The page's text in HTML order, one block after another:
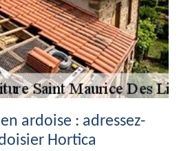
ardoise : adressez-
Hortica